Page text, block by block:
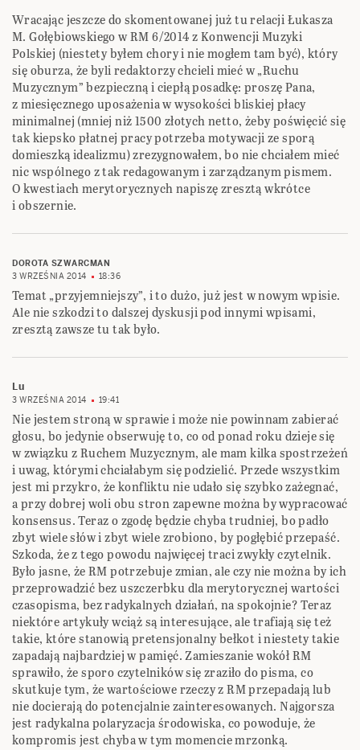
Wracając jeszcze do skomentowanej już tu relacji Łukasza
M. Gołębiowskiego w RM 6/2014 z Konwencji Muzyki
Polskiej (niestety byłem chory i nie mogłem tam być), który
się oburza, że byli redaktorzy chcieli mieć w „Ruchu
Muzycznym” bezpieczną i ciepłą posadkę: proszę Pana,
z miesięcznego uposażenia w wysokości bliskiej płacy
minimalnej (mniej niż 1500 złotych netto, żeby poświęcić się
tak kiepsko płatnej pracy potrzeba motywacji ze sporą
domieszką idealizmu) zrezygnowałem, bo nie chciałem mieć
nic wspólnego z tak redagowanym i zarządzanym pismem.
O kwestiach merytorycznych napiszę zresztą wkrótce
i obszernie.
DOROTA SZWARCMAN
3 WRZEŚNIA 2014
18:36
Temat „przyjemniejszy”, i to dużo, już jest w nowym wpisie.
Ale nie szkodzi to dalszej dyskusji pod innymi wpisami,
zresztą zawsze tu tak było.
Lu
3 WRZEŚNIA 2014 19:41
Nie jestem stroną w sprawie i może nie powinnam zabierać
głosu, bo jedynie obserwuję to, co od ponad roku dzieje się
w związku z Ruchem Muzycznym, ale mam kilka spostrzeżeń
i uwag, którymi chciałabym się podzielić. Przede wszystkim
jest mi przykro, że konfliktu nie udało się szybko zażegnać,
a przy dobrej woli obu stron zapewne można by wypracować
konsensus. Teraz o zgodę będzie chyba trudniej, bo padło
zbyt wiele słów i zbyt wiele zrobiono, by pogłębić przepaść.
Szkoda, że z tego powodu najwięcej traci zwykły czytelnik.
Było jasne, że RM potrzebuje zmian, ale czy nie można by ich
przeprowadzić bez uszczerbku dla merytorycznej wartości
czasopisma, bez radykalnych działań, na spokojnie? Teraz
niektóre artykuły wciąż są interesujące, ale trafiają się też
takie, które stanowią pretensjonalny bełkot i niestety takie
zapadają najbardziej w pamięć. Zamieszanie wokół RM
sprawiło, że sporo czytelników się zraziło do pisma, co
skutkuje tym, że wartościowe rzeczy z RM przepadają lub
nie docierają do potencjalnie zainteresowanych. Najgorsza
jest radykalna polaryzacja środowiska, co powoduje, że
kompromis jest chyba w tym momencie mrzonką.